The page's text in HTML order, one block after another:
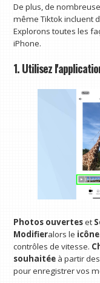
De plus, de
même Tiktok incluent
Explorons toutes les
iPhone.
1. Utilisez
Photos ouverteset
Modifieralors le
contrôles de vitesse.
souhaitée à partir
pour enregistrer vos